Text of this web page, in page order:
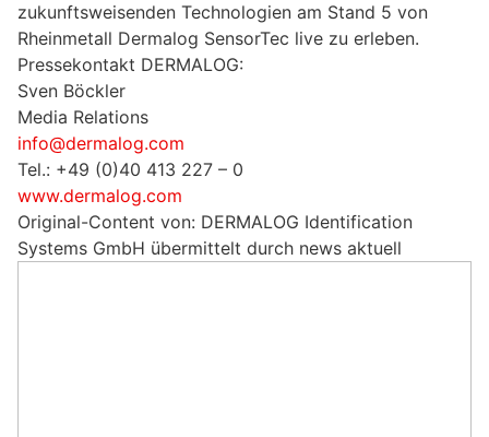
zukunftsweisenden Technologien am Stand 5 von
Rheinmetall Dermalog SensorTec live zu erleben.
Pressekontakt DERMALOG:
Sven Böckler
Media Relations
info@dermalog.com
Tel.: +49 (0)40 413 227 – 0
www.dermalog.com
Original-Content von: DERMALOG Identification
Systems GmbH übermittelt durch news aktuell